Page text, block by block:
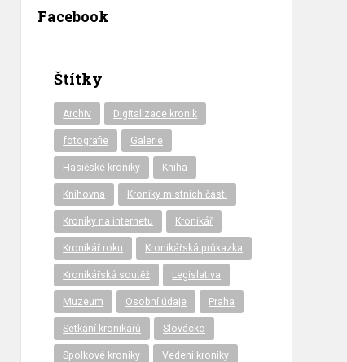
Facebook
Štítky
Archiv Digitalizace kronik
fotografie Galerie
Hasičské kroniky Kniha
Knihovna Kroniky místních části
Kroniky na internetu Kronikář
Kronikář roku Kronikářská průkazka
Kronikářská soutěž Legislativa
Muzeum Osobní údaje Praha
Setkání kronikářů Slovácko
Spolkové kroniky Vedení kroniky